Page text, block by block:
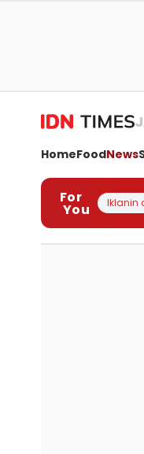
HomeFoodNews
For
You Iklanin